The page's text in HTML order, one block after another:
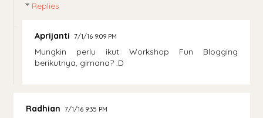
Replies
Aprijanti 7/1/16 9:09 PM
Mungkin perlu ikut Workshop Fun Blogging
berikutnya, gimana? :D
Radhian 7/1/16 9:35 PM